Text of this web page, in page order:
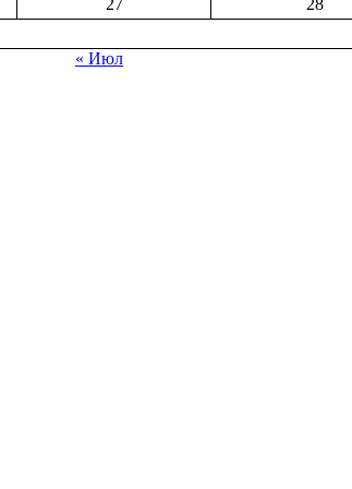
27 28
« Июл